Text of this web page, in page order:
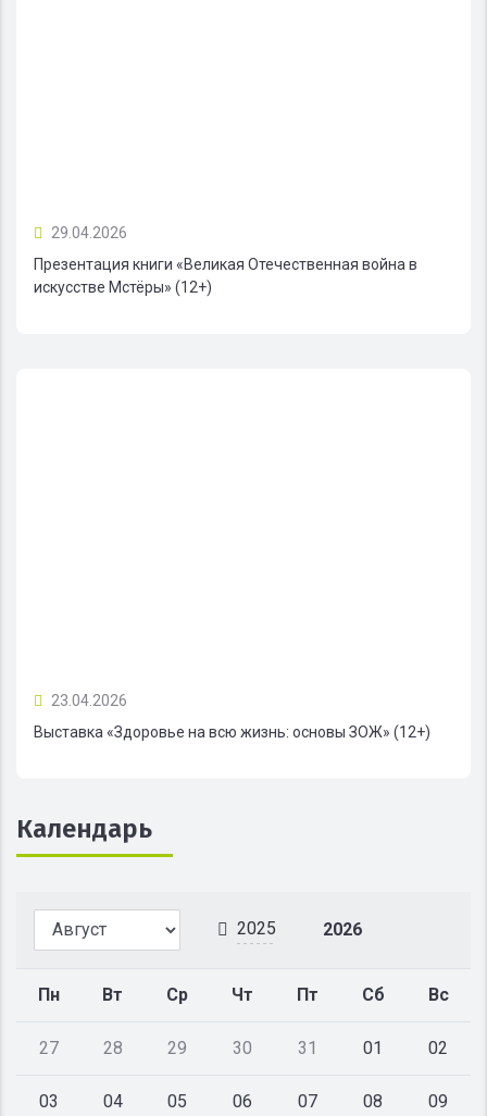
29.04.2026
Презентация книги «Великая Отечественная война в
искусстве Мстёры» (12+)
23.04.2026
Выставка «Здоровье на всю жизнь: основы ЗОЖ» (12+)
Календарь
2025 2026
Пн Вт Ср Чт Пт Сб Вс
27 28 29 30 31 01 02
03 04 05 06 07 08 09